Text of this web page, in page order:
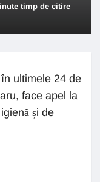
timp de citire
ultimele 24 de
face apel la
și de